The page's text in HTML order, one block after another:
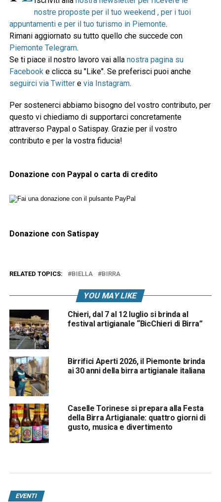
nostre proposte per il tuo weekend , per i tuoi
appuntamenti e per il tuo turismo in Piemonte.
Rimani aggiornato su tutto quello che succede con
Piemonte Telegram.
Se ti piace il nostro lavoro vai alla nostra pagina su
Facebooke clicca su "Like". Se preferisci puoi anche
seguirci via Twittere via Instagram.
Per sostenerci abbiamo bisogno del vostro contributo, per
questo vi chiediamo di supportarci concretamente
attraverso Paypal o Satispay. Grazie per il vostro
contributo e per la vostra fiducia!
Donazione con Paypal o carta di credito
Donazione con Satispay
RELATED TOPICS: BIELLA BIRRA
YOU MAY LIKE
Chieri, dal 7 al 12 luglio si brinda al
festival artigianale “BicChieri di Birra”
Birrifici Aperti 2026, il Piemonte brinda
ai 30 anni della birra artigianale italiana
Caselle Torinese si prepara alla Festa
della Birra Artigianale: quattro giorni di
gusto, musica e divertimento
EVENTI